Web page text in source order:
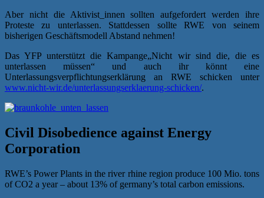
Aber nicht die Aktivist_innen sollten aufgefordert werden ihre
Proteste zu unterlassen. Stattdessen sollte RWE von seinem
bisherigen Geschäftsmodell Abstand nehmen!
Das YFP unterstützt die Kampange„Nicht wir sind die, die es
unterlassen müssen“ und auch ihr könnt eine
Unterlassungsverpflichtungserklärung an RWE schicken unter
www.nicht-wir.de/unterlassungserklaerung-schicken/.
Civil Disobedience against Energy
Corporation
RWE’s Power Plants in the river rhine region produce 100 Mio. tons
of CO2 a year – about 13% of germany’s total carbon emissions.